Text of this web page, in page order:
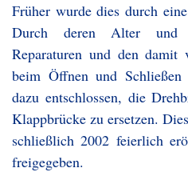
Früher wurde dies durch
Durch deren Alter und
Reparaturen und den damit
beim Öffnen und
dazu entschlossen, die
Klappbrücke zu ersetzen.
schließlich 2002 feierlich
freigegeben.